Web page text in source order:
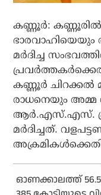
കണ്ണൂര്‍:
ഭാരവാഹിയെയും
മര്‍ദിച്ച
കണ്ണൂര്‍ ചിറക്കല്‍
രാധനെയും
ആര്‍.എസ്.എസ്.
മര്‍ദിച്ചത്.
ഓണക്കാലത്ത്